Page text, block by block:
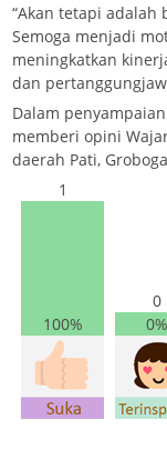
“Akan tetapi adalah
Semoga menjadi
meningkatkan
dan
Dalam
memberi opini
daerah Pati,
1
100%
0
0%